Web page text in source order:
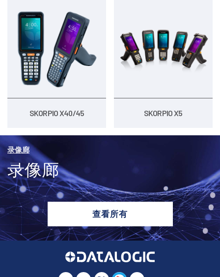
SKORPIO X40/45 SKORPIO X5
录像廊
录像廊
查看所有